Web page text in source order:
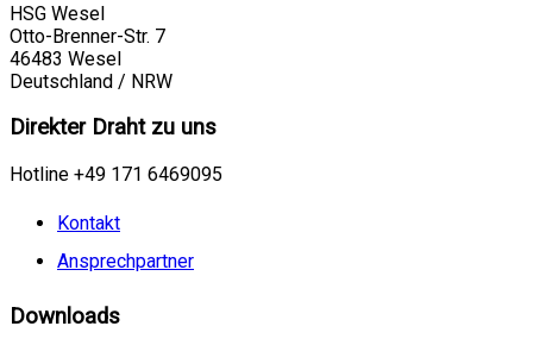
HSG Wesel
Otto-Brenner-Str. 7
46483 Wesel
Deutschland / NRW
Direkter Draht zu uns
Hotline +49 171 6469095
Kontakt
Ansprechpartner
Downloads